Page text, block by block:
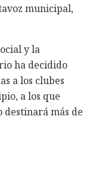
municipal,
y la
ha decidido
a los clubes
a los que
destinará más de